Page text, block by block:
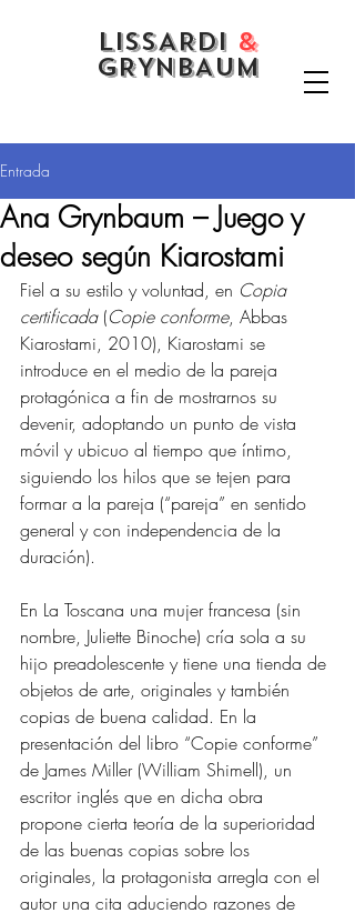
LISSARDI &
GRYNBAUM
Entrada
Ana Grynbaum – Juego y
deseo según Kiarostami
Fiel a su estilo y voluntad, en Copia
certificada (Copie conforme, Abbas
Kiarostami, 2010), Kiarostami se
introduce en el medio de la pareja
protagónica a fin de mostrarnos su
devenir, adoptando un punto de vista
móvil y ubicuo al tiempo que íntimo,
siguiendo los hilos que se tejen para
formar a la pareja (“pareja” en sentido
general y con independencia de la
duración).
En La Toscana una mujer francesa (sin
nombre, Juliette Binoche) cría sola a su
hijo preadolescente y tiene una tienda de
objetos de arte, originales y también
copias de buena calidad. En la
presentación del libro “Copie conforme”
de James Miller (William Shimell), un
escritor inglés que en dicha obra
propone cierta teoría de la superioridad
de las buenas copias sobre los
originales, la protagonista arregla con el
autor una cita aduciendo razones de